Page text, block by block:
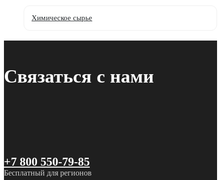
Химическое сырье
Связаться с нами
+7 800 550-79-85
Бесплатный для регионов